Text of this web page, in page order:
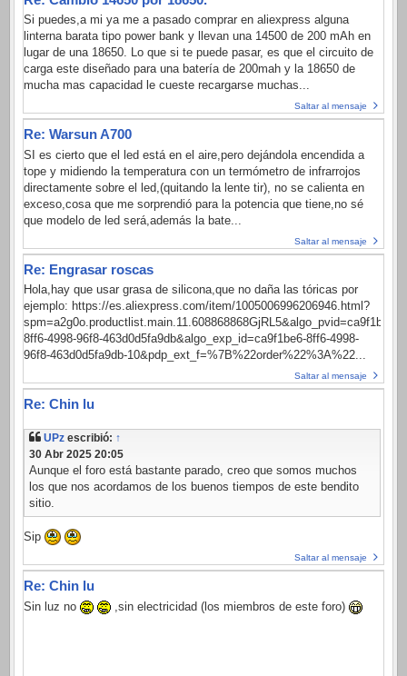
Si puedes,a mi ya me a pasado comprar en aliexpress alguna
linterna barata tipo power bank y llevan una 14500 de 200 mAh en
lugar de una 18650. Lo que si te puede pasar, es que el circuito de
carga este diseñado para una batería de 200mah y la 18650 de
mucha mas capacidad le cueste recargarse muchas...
Saltar al mensaje
Re: Warsun A700
SI es cierto que el led está en el aire,pero dejándola encendida a
tope y midiendo la temperatura con un termómetro de infrarrojos
directamente sobre el led,(quitando la lente tir), no se calienta en
exceso,cosa que me sorprendió para la potencia que tiene,no sé
que modelo de led será,además la bate...
Saltar al mensaje
Re: Engrasar roscas
Hola,hay que usar grasa de silicona,que no daña las tóricas por
ejemplo: https://es.aliexpress.com/item/1005006996206946.html?
spm=a2g0o.productlist.main.11.608868868GjRL5&algo_pvid=ca9f1be6-
8ff6-4998-96f8-463d0d5fa9db&algo_exp_id=ca9f1be6-8ff6-4998-
96f8-463d0d5fa9db-10&pdp_ext_f=%7B%22order%22%3A%22...
Saltar al mensaje
Re: Chin lu
UPz escribió: ↑
30 Abr 2025 20:05
Aunque el foro está bastante parado, creo que somos muchos
los que nos acordamos de los buenos tiempos de este bendito
sitio.
Sip
Saltar al mensaje
Re: Chin lu
Sin luz no ,sin electricidad (los miembros de este foro)